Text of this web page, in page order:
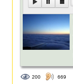
200 669